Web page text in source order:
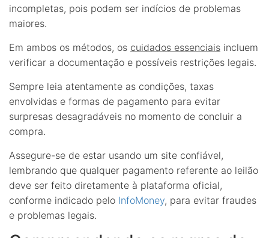
incompletas, pois podem ser indícios de problemas
maiores.
Em ambos os métodos, os cuidados essenciais incluem
verificar a documentação e possíveis restrições legais.
Sempre leia atentamente as condições, taxas
envolvidas e formas de pagamento para evitar
surpresas desagradáveis no momento de concluir a
compra.
Assegure-se de estar usando um site confiável,
lembrando que qualquer pagamento referente ao leilão
deve ser feito diretamente à plataforma oficial,
conforme indicado pelo InfoMoney, para evitar fraudes
e problemas legais.